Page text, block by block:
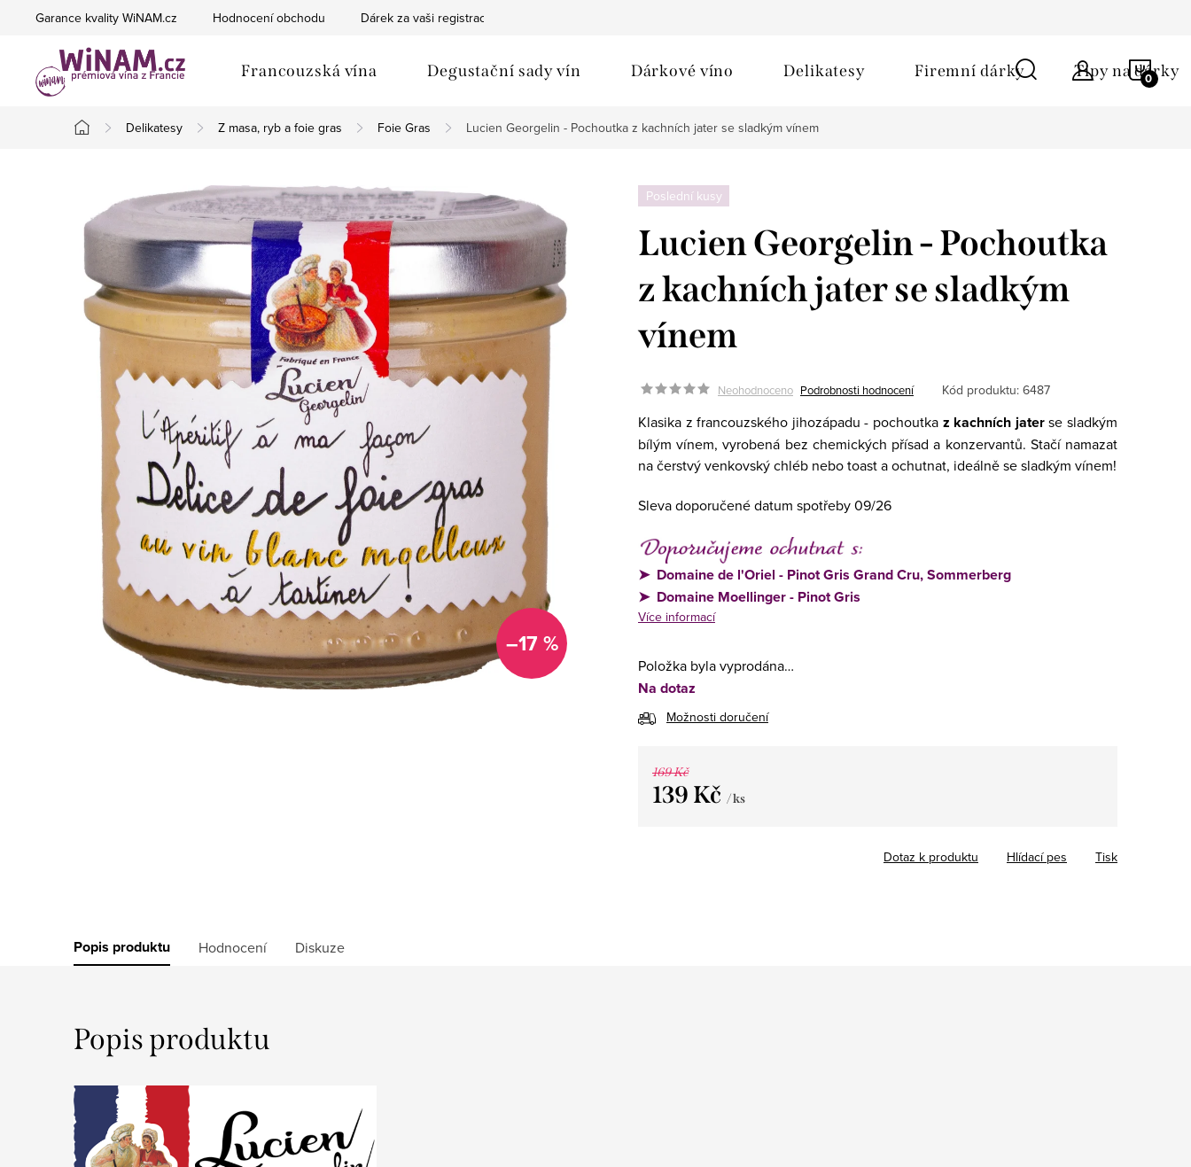
Garance kvality WiNAM.cz Hodnocení obchodu Dárek za vaši registraci
Francouzská vína Degustační sady vín Dárkové víno Delikatesy Firemní dárky Tipy na dárky
Domů
Delikatesy Z masa, ryb a foie gras Foie Gras Lucien Georgelin - Pochoutka z kachních jater se sladkým vínem
–17 %
Poslední kusy
Lucien Georgelin - Pochoutka
z kachních jater se sladkým
vínem
Neohodnoceno Podrobnosti hodnocení Kód produktu: 6487
Klasika z francouzského jihozápadu - pochoutka z kachních jaterse sladkým
bílým vínem, vyrobená bez chemických přísad a konzervantů. Stačí namazat
na čerstvý venkovský chléb nebo toast a ochutnat, ideálně se sladkým vínem!
Sleva doporučené datum spotřeby 09/26
➤ Domaine de l'Oriel - Pinot Gris Grand Cru, Sommerberg
➤ Domaine Moellinger - Pinot Gris
Více informací
Položka byla vyprodána…
Na dotaz
Možnosti doručení
169 Kč
139 Kč / ks
Tisk
Dotaz k produktu Hlídací pes
Popis produktu Hodnocení Diskuze
Popis produktu